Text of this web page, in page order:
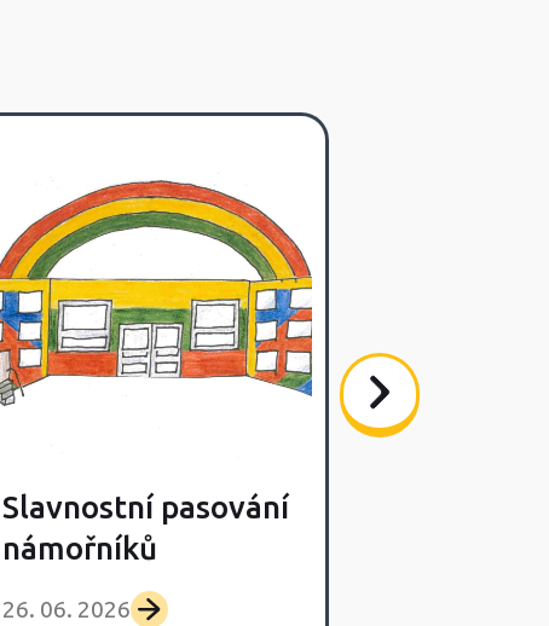
Slavnostní pasování
námořníků
26. 06. 2026